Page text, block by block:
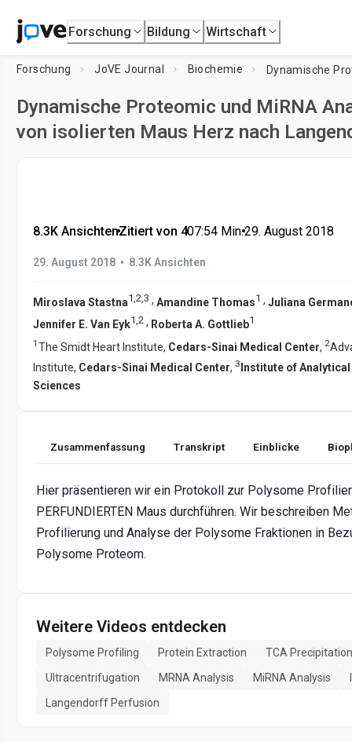
Forschung Bildung Wirtschaft
Forschung JoVE Journal Biochemie
Dynamische Proteomic und MiRNA
von isolierten Maus Herz nach
8.3K Ansichten•Zitiert von 4•07:54 Min.•29. August 2018
29. August 2018 • 8.3K Ansichten
Miroslava Stastna1,2,3 , Amandine Thomas1 , Juliana
Jennifer E. Van Eyk1 2 , Roberta A. Gottlieb1
1 The Smidt Heart Institute, Cedars-Sinai Medical Center, 2
Institute, Cedars-Sinai Medical Center, 3 Institute of
Sciences
Zusammenfassung Transkript Einblicke
Hier präsentieren wir ein Protokoll zur Polysome
PERFUNDIERTEN Maus durchführen. Wir beschreiben
Profilierung und Analyse der Polysome Fraktionen in
Polysome Proteom.
Weitere Videos entdecken
Polysome Profiling Protein Extraction
TCA Precipitation
Ultracentrifugation
MRNA Analysis MiRNA Analysis
Langendorff Perfusion